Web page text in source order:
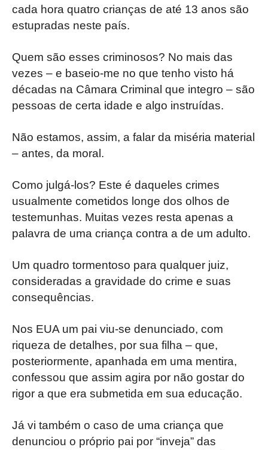
cada hora quatro crianças de até 13 anos são
estupradas neste país.
Quem são esses criminosos? No mais das
vezes – e baseio-me no que tenho visto há
décadas na Câmara Criminal que integro – são
pessoas de certa idade e algo instruídas.
Não estamos, assim, a falar da miséria material
– antes, da moral.
Como julgá-los? Este é daqueles crimes
usualmente cometidos longe dos olhos de
testemunhas. Muitas vezes resta apenas a
palavra de uma criança contra a de um adulto.
Um quadro tormentoso para qualquer juiz,
consideradas a gravidade do crime e suas
consequências.
Nos EUA um pai viu-se denunciado, com
riqueza de detalhes, por sua filha – que,
posteriormente, apanhada em uma mentira,
confessou que assim agira por não gostar do
rigor a que era submetida em sua educação.
Já vi também o caso de uma criança que
denunciou o próprio pai por “inveja” das